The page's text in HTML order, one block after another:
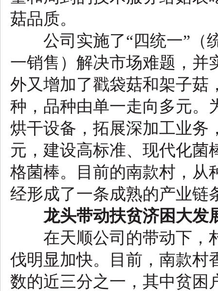
菇品质。
公司实施了“四统一”（
一销售）解决市场难题，并
外又增加了戳袋菇和架子菇
种，品种由单一走向多元。
烘干设备，拓展深加工业务
元，建设高标准、现代化菌
格菌棒。目前的南款村，从
经形成了一条成熟的产业链
龙头带动扶贫济困大发
在天顺公司的带动下，
伐明显加快。目前，南款村
数的近三分之一，其中贫困